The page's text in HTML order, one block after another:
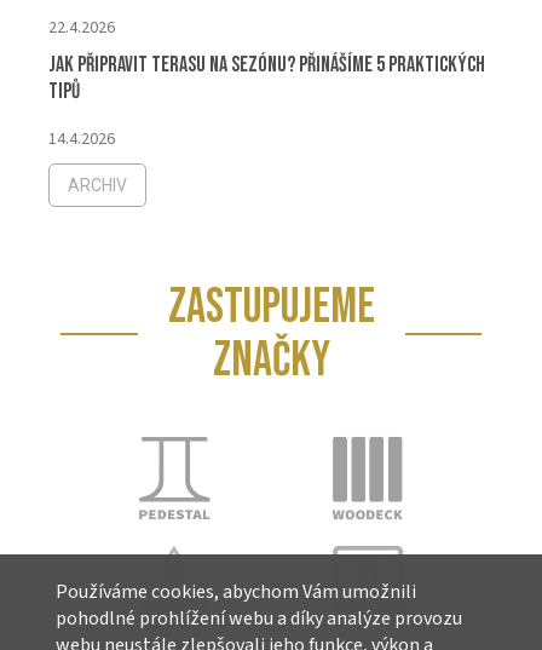
Používáme cookies, abychom Vám umožnili
pohodlné prohlížení webu a díky analýze provozu
22.4.2026
Jak připravit terasu na sezónu? Přinášíme 5 praktických
tipů
14.4.2026
ARCHIV
ZASTUPUJEME
ZNAČKY